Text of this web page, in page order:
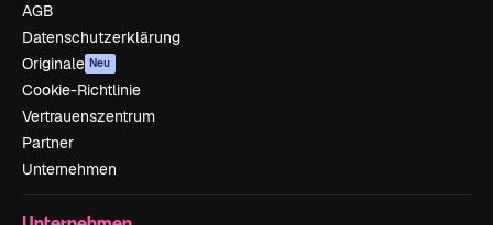
AGB
Datenschutzerklärung
Originale Neu
Cookie-Richtlinie
Vertrauenszentrum
Partner
Unternehmen